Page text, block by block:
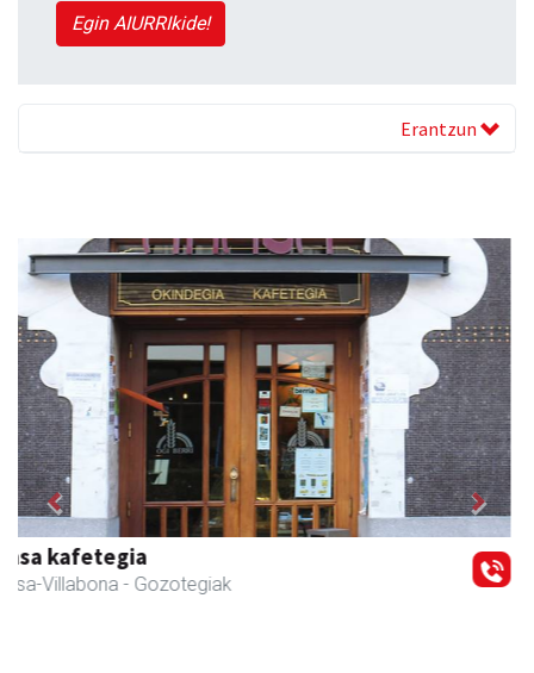
Egin AIURRIkide!
Erantzun
Arindu fisioterapia eta osteopatia
Amasa-Villabona - Fisioterapia
Previous Next